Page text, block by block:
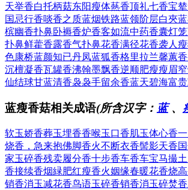
天举香白托柄菇东阳瘦体爇香顶礼七香宝辇
国忌行香啖香之质蓝烟铁路蓝领阶层白夾
槟幽香扑鼻卧褥香炉香客如流中药香囊灯
扑鼻鲜藿香露香气扑鼻花香满径花香袭人
色康桥蓝颜知已丹凤蓝狐香格里拉兰馨蕙香
沉檀凝香瓦罐香沸翰墨飘香逆顺肥瘦瘦眉
仙结球甘蓝清香袅袅手留余香蓝天碧海富
蓝瘦香菇相关成语(所含汉字： 蓝、
软玉娇香葬玉埋香香喉玉口香肌玉体心香
烧香，急来抱佛脚香火不断衣香髻影天香
家玉碎香残卖履分香十步香车香车宝马撮
香接续香烟緑肥红瘦香火姻缘春暖花香烧
销香消玉减花香鸟语玉碎香销香消玉碎焚